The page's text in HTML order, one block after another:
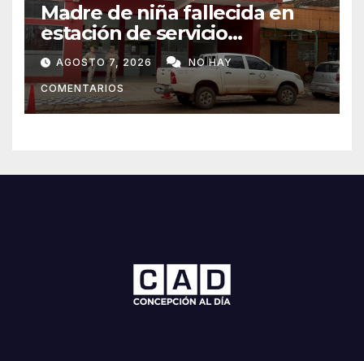
Madre de niña fallecida en
estación de servicio
cuestiona avances de la
investigación
AGOSTO 7, 2026 NO HAY
COMENTARIOS